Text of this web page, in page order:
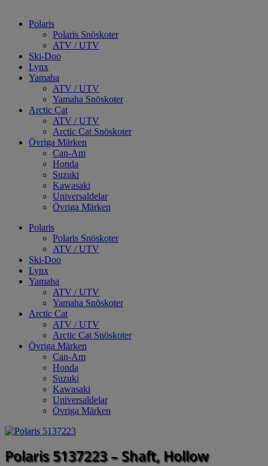
Polaris
Polaris Snöskoter
ATV / UTV
Ski-Doo
Lynx
Yamaha
ATV / UTV
Yamaha Snöskoter
Arctic Cat
ATV / UTV
Arctic Cat Snöskoter
Övriga Märken
Can-Am
Honda
Suzuki
Kawasaki
Universaldelar
Övriga Märken
Polaris
Polaris Snöskoter
ATV / UTV
Ski-Doo
Lynx
Yamaha
ATV / UTV
Yamaha Snöskoter
Arctic Cat
ATV / UTV
Arctic Cat Snöskoter
Övriga Märken
Can-Am
Honda
Suzuki
Kawasaki
Universaldelar
Övriga Märken
Polaris 5137223 – Shaft, Hollow